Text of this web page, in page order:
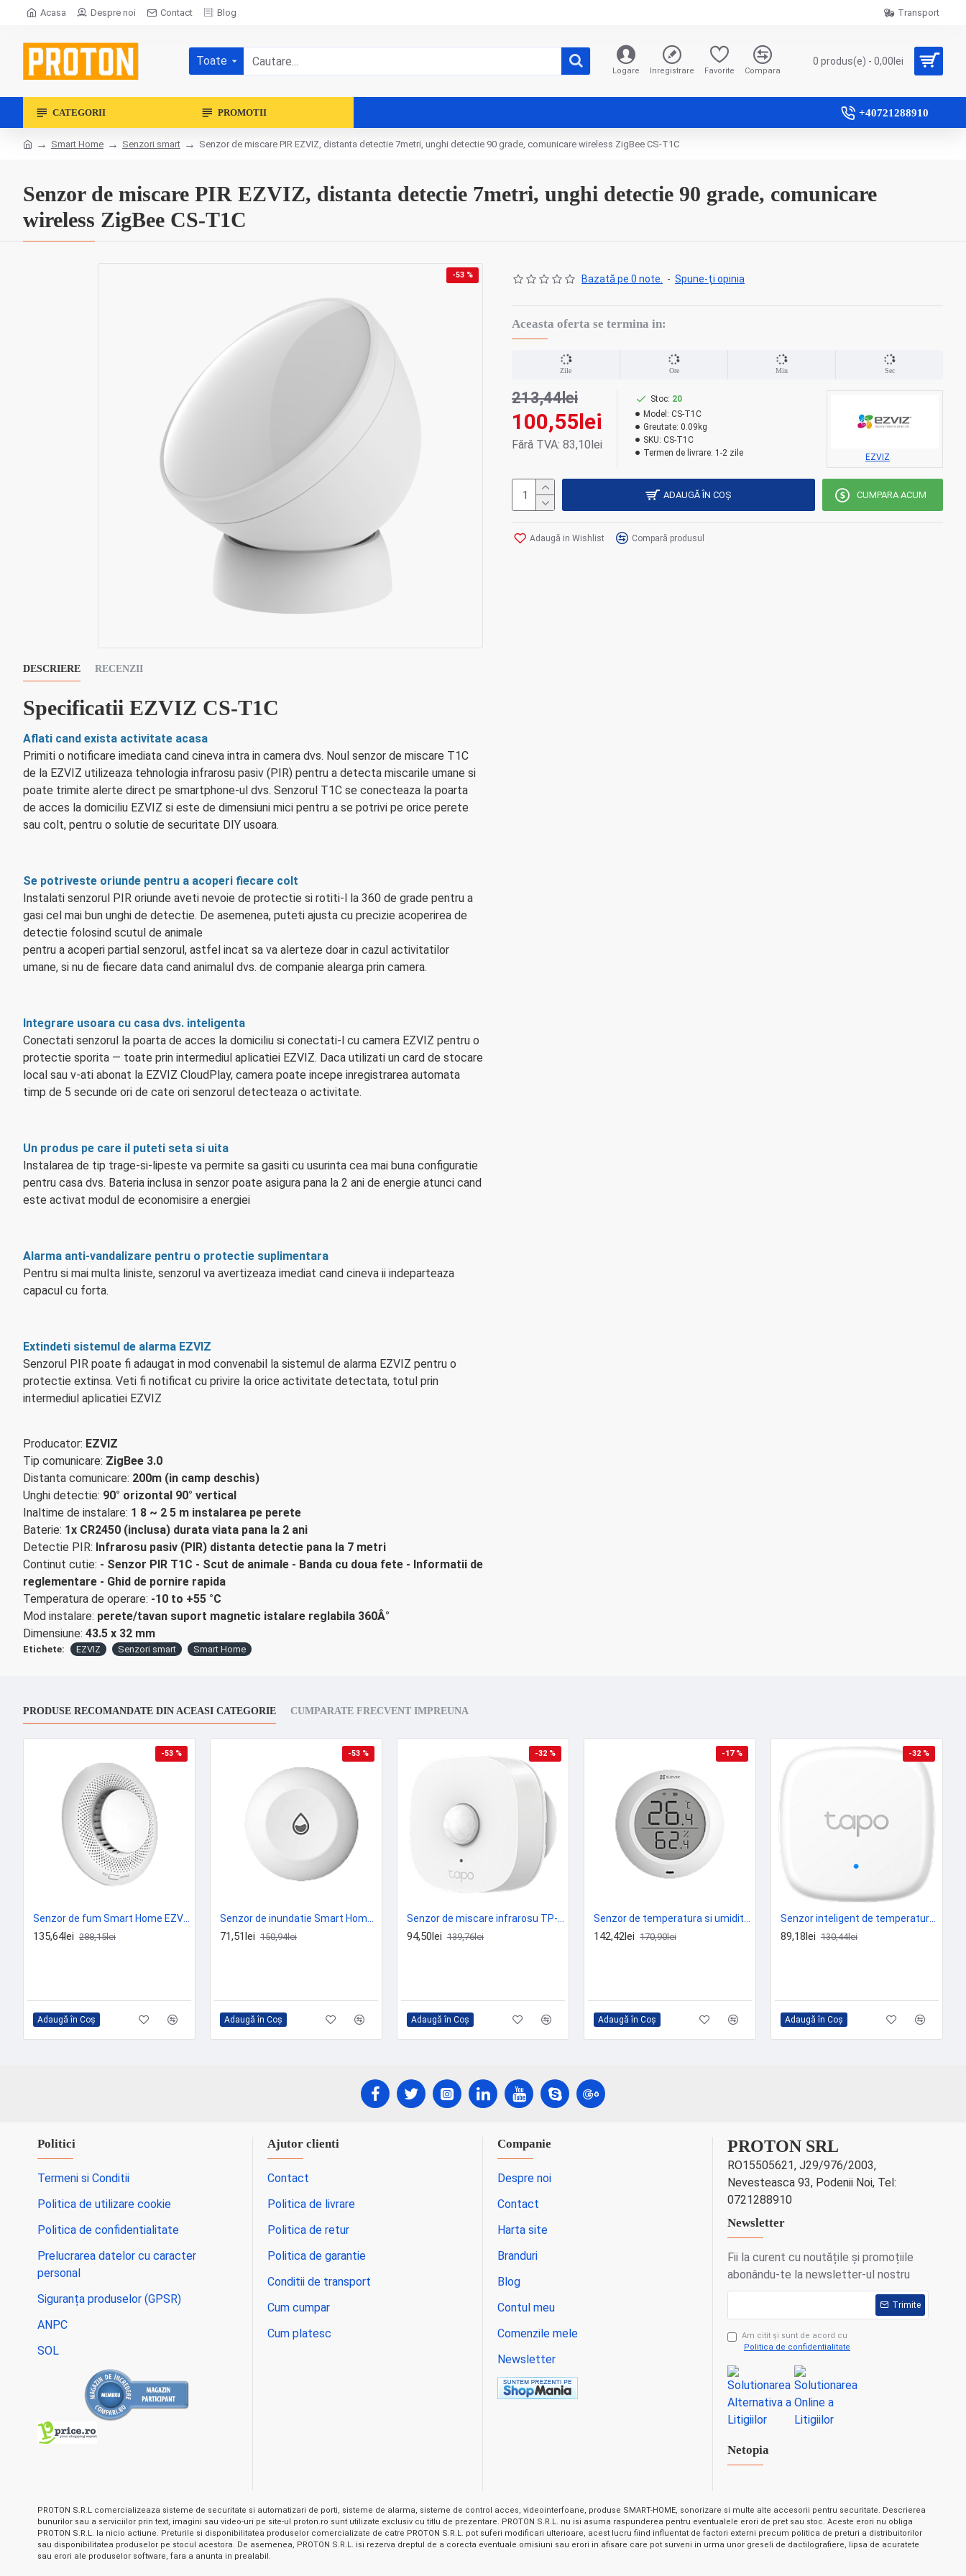
Acasa Despre noi Contact Blog Transport
Toate
Logare Inregistrare Favorite Compara
0 produs(e) - 0,00lei
CATEGORII PROMOTII +40721288910
Smart Home Senzori smart Senzor de miscare PIR EZVIZ, distanta detectie 7metri, unghi detectie 90 grade, comunicare wireless ZigBee CS-T1C
Senzor de miscare PIR EZVIZ, distanta detectie 7metri, unghi detectie 90 grade, comunicare
wireless ZigBee CS-T1C
-53 %
DESCRIERE RECENZII
Specificatii EZVIZ CS-T1C
Aflati cand exista activitate acasa
Primiti o notificare imediata cand cineva intra in camera dvs. Noul senzor de miscare T1C
de la EZVIZ utilizeaza tehnologia infrarosu pasiv (PIR) pentru a detecta miscarile umane si
poate trimite alerte direct pe smartphone-ul dvs. Senzorul T1C se conecteaza la poarta
de acces la domiciliu EZVIZ si este de dimensiuni mici pentru a se potrivi pe orice perete
sau colt, pentru o solutie de securitate DIY usoara.
Se potriveste oriunde pentru a acoperi fiecare colt
Instalati senzorul PIR oriunde aveti nevoie de protectie si rotiti-l la 360 de grade pentru a
gasi cel mai bun unghi de detectie. De asemenea, puteti ajusta cu precizie acoperirea de
detectie folosind scutul de animale
pentru a acoperi partial senzorul, astfel incat sa va alerteze doar in cazul activitatilor
umane, si nu de fiecare data cand animalul dvs. de companie alearga prin camera.
Integrare usoara cu casa dvs. inteligenta
Conectati senzorul la poarta de acces la domiciliu si conectati-l cu camera EZVIZ pentru o
protectie sporita — toate prin intermediul aplicatiei EZVIZ. Daca utilizati un card de stocare
local sau v-ati abonat la EZVIZ CloudPlay, camera poate incepe inregistrarea automata
timp de 5 secunde ori de cate ori senzorul detecteaza o activitate.
Un produs pe care il puteti seta si uita
Instalarea de tip trage-si-lipeste va permite sa gasiti cu usurinta cea mai buna configuratie
pentru casa dvs. Bateria inclusa in senzor poate asigura pana la 2 ani de energie atunci cand
este activat modul de economisire a energiei
Alarma anti-vandalizare pentru o protectie suplimentara
Pentru si mai multa liniste, senzorul va avertizeaza imediat cand cineva ii indeparteaza
capacul cu forta.
Extindeti sistemul de alarma EZVIZ
Senzorul PIR poate fi adaugat in mod convenabil la sistemul de alarma EZVIZ pentru o
protectie extinsa. Veti fi notificat cu privire la orice activitate detectata, totul prin
intermediul aplicatiei EZVIZ
Producator: EZVIZ
Tip comunicare: ZigBee 3.0
Distanta comunicare: 200m (in camp deschis)
Unghi detectie: 90° orizontal 90° vertical
Inaltime de instalare: 1 8 ~ 2 5 m instalarea pe perete
Baterie: 1x CR2450 (inclusa) durata viata pana la 2 ani
Detectie PIR: Infrarosu pasiv (PIR) distanta detectie pana la 7 metri
Continut cutie: - Senzor PIR T1C - Scut de animale - Banda cu doua fete - Informatii de
reglementare - Ghid de pornire rapida
Temperatura de operare: -10 to +55 °C
Mod instalare: perete/tavan suport magnetic istalare reglabila 360Â°
Dimensiune: 43.5 x 32 mm
Bazată pe 0 note. - Spune-ţi opinia
Aceasta oferta se termina in:
Zile Ore Min Sec
100,55lei
213,44lei
Fără TVA: 83,10lei
Stoc: 20
Model: CS-T1C
Greutate: 0.09kg
SKU: CS-T1C
Termen de livrare: 1-2 zile EZVIZ
ADAUGĂ ÎN COŞ CUMPARA ACUM
Adaugă in Wishlist Compară produsul
Etichete: EZVIZ Senzori smart Smart Home
PRODUSE RECOMANDATE DIN ACEASI CATEGORIE CUMPARATE FRECVENT IMPREUNA
-53 %
135,64lei 288,15lei
Adaugă în Coş
-53 %
71,51lei 150,94lei
Adaugă în Coş
-32 %
94,50lei 139,76lei
Adaugă în Coş
-17 %
142,42lei 170,90lei
Adaugă în Coş
-32 %
Senzor inteligent de temperatura si umiditate, TP-link, Tapo T310, Alb - TP-LINK TapoT310
89,18lei 130,44lei
Adaugă în Coş
Politici
Termeni si Conditii
Politica de utilizare cookie
Politica de confidentialitate
Prelucrarea datelor cu caracter
personal
Siguranța produselor (GPSR)
ANPC
SOL
Ajutor clienti
Contact
Politica de livrare
Politica de retur
Politica de garantie
Conditii de transport
Cum cumpar
Cum platesc
Companie
Despre noi
Contact
Harta site
Branduri
Blog
Contul meu
Comenzile mele
Newsletter
PROTON SRL
RO15505621, J29/976/2003,
Nevesteasca 93, Podenii Noi, Tel:
0721288910
Newsletter
Fii la curent cu noutățile și promoțiile
abonându-te la newsletter-ul nostru
Trimite
Am citit şi sunt de acord cu
Politica de confidentialitate
Netopia
PROTON S.R.L comercializeaza sisteme de securitate si automatizari de porti, sisteme de alarma, sisteme de control acces, videointerfoane, produse SMART-HOME, sonorizare si multe alte accesorii pentru securitate. Descrierea
bunurilor sau a serviciilor prin text, imagini sau video-uri pe site-ul proton.ro sunt utilizate exclusiv cu titlu de prezentare. PROTON S.R.L. nu isi asuma raspunderea pentru eventualele erori de pret sau stoc. Aceste erori nu obliga
PROTON S.R.L. la nicio actiune. Preturile si disponibilitatea produselor comercializate de catre PROTON S.R.L. pot suferi modificari ulterioare, acest lucru fiind influentat de factori externi precum politica de preturi a distribuitorilor
sau disponibilitatea produselor pe stocul acestora. De asemenea, PROTON S.R.L. isi rezerva dreptul de a corecta eventuale omisiuni sau erori in afisare care pot surveni in urma unor greseli de dactilografiere, lipsa de acuratete
sau erori ale produselor software, fara a anunta in prealabil.